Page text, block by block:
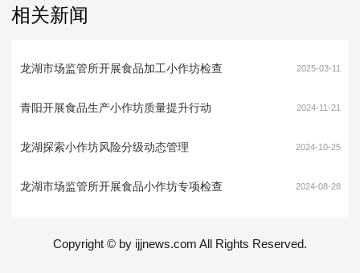
相关新闻
龙湖市场监管所开展食品加工小作坊检查 2025-03-11
青阳开展食品生产小作坊质量提升行动 2024-11-21
龙湖探索小作坊风险分级动态管理 2024-10-25
龙湖市场监管所开展食品小作坊专项检查 2024-08-28
Copyright © by ijjnews.com All Rights Reserved.